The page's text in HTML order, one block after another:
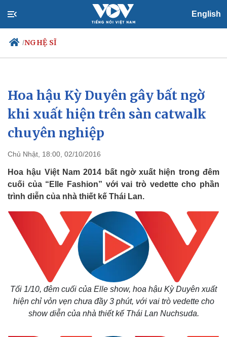
English
/NGHỆ SĨ
Chính trị
Đảng
Tổ chức nhân sự
Quốc hội
Nhận diện sự thật
Xã hội
Tin 24h
Dự báo thời tiết
Hoa hậu Kỳ Duyên gây bất ngờ
khi xuất hiện trên sàn catwalk
chuyên nghiệp
Chủ Nhật, 18:00, 02/10/2016
Hoa hậu Việt Nam 2014 bất ngờ xuất hiện trong đêm
cuối của “Elle Fashion” với vai trò vedette cho phần
trình diễn của nhà thiết kế Thái Lan.
Tối 1/10, đêm cuối của Elle show, hoa hậu Kỳ Duyên xuất
hiện chỉ vỏn vẹn chưa đầy 3 phút, với vai trò vedette cho
show diễn của nhà thiết kế Thái Lan Nuchsuda.